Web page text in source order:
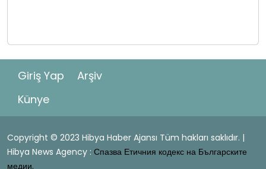
Giriş Yap
Arşiv
Künye
Copyright © 2023 Hibya Haber Ajansı Tüm hakları saklıdır. |
Hibya News Agency : Спазва Етичния кодекс на Българските
медии.